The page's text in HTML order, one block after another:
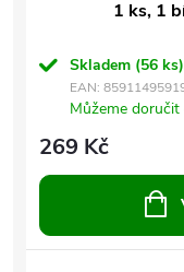
1 ks, 1
Skladem (56 ks)
EAN:
Můžeme doručit
269 Kč